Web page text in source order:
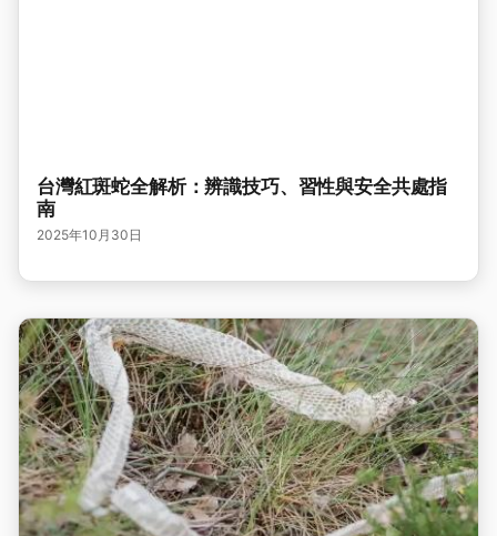
台灣紅斑蛇全解析：辨識技巧、習性與安全共處指
南
2025年10月30日